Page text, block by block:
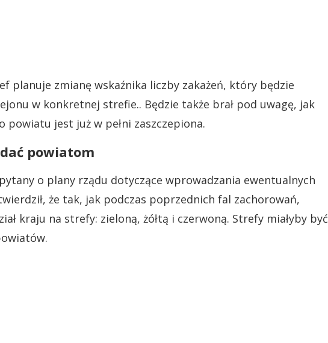
planuje zmianę wskaźnika liczby zakażeń, który będzie
w konkretnej strefie.. Będzie także brał pod uwagę, jak
powiatu jest już w pełni zaszczepiona.
powiatom
o plany rządu dotyczące wprowadzania ewentualnych
że tak, jak podczas poprzednich fal zachorowań,
kraju na strefy: zieloną, żółtą i czerwoną. Strefy miałyby być